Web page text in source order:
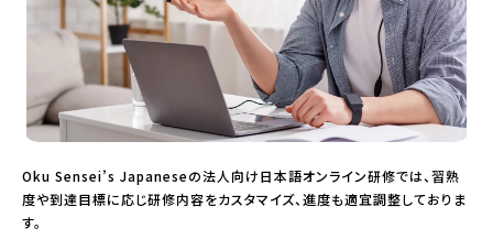
Oku Sensei’s Japaneseの法人向け日本語オンライン研修では、習熟
度や到達目標に応じ研修内容をカスタマイズ、進度も適宜調整しておりま
す。